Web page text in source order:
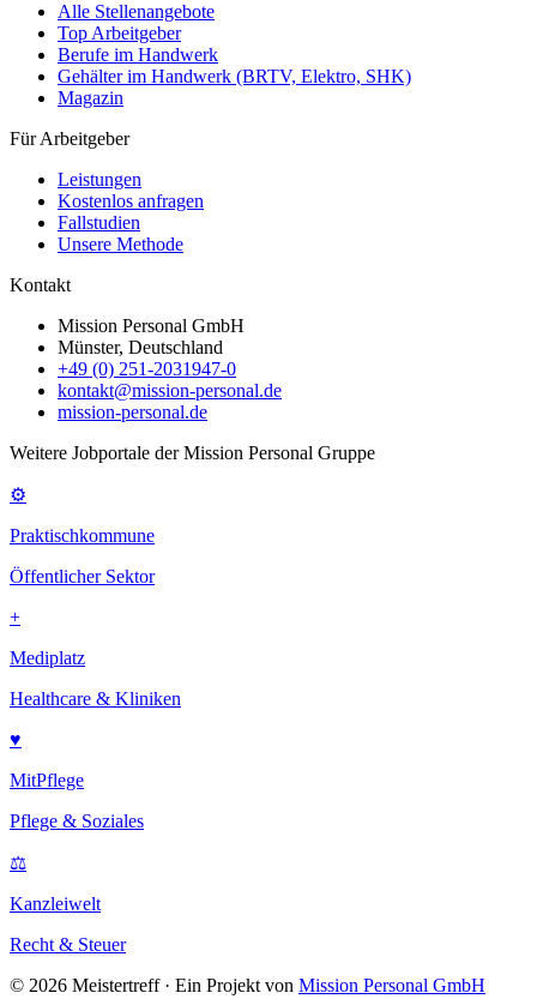
Alle Stellenangebote
Top Arbeitgeber
Berufe im Handwerk
Gehälter im Handwerk (BRTV, Elektro, SHK)
Magazin
Für Arbeitgeber
Leistungen
Kostenlos anfragen
Fallstudien
Unsere Methode
Kontakt
Mission Personal GmbH
Münster, Deutschland
+49 (0) 251-2031947-0
kontakt@mission-personal.de
mission-personal.de
Weitere Jobportale der Mission Personal Gruppe
⚙
Praktischkommune
Öffentlicher Sektor
+
Mediplatz
Healthcare & Kliniken
♥
MitPflege
Pflege & Soziales
⚖
Kanzleiwelt
Recht & Steuer
© 2026 Meistertreff · Ein Projekt von Mission Personal GmbH